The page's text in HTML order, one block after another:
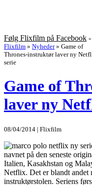
Følg Flixfilm på Facebook
Flixfilm » Nyheder » Game of
Thrones-instruktør laver ny
serie
Game of
laver ny
08/04/2014 | Flixfilm
navnet på den seneste
Italien, Kasakhstan og
Netflix. Det er blandt andet
instruktørstolen. Seriens